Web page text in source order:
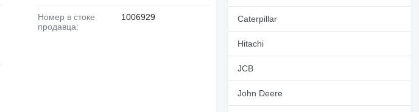
Номер в стоке
продавца:
1006929 Caterpillar
Hitachi
JCB
John Deere